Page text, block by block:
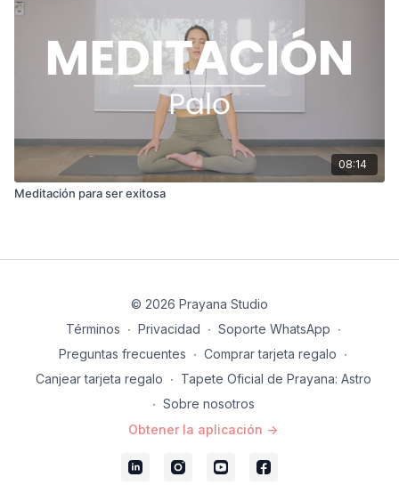
08:14
Meditación para ser exitosa
© 2026 Prayana Studio
Términos ∙ Privacidad ∙ Soporte WhatsApp ∙
Preguntas frecuentes ∙ Comprar tarjeta regalo ∙
Canjear tarjeta regalo ∙ Tapete Oficial de Prayana: Astro
∙ Sobre nosotros
Obtener la aplicación ->